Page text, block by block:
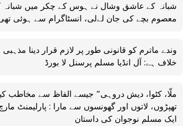
شبانہ کے عاشق وشال نے ہوس کے چکر میں شبانہ
معصوم بچے کی جان لےلی، انسٹاگرام سے ہوئی
وندے ماترم کو قانونی طور پر لازم قرار دینا مذہبی
خلاف ہے: آل انڈیا مسلم پرسنل لا بورڈ
تھپڑوں، لاتوں اور گھونسوں سے مارا : پارلیمنٹ
ایک مسلم نوجوان کی داستان